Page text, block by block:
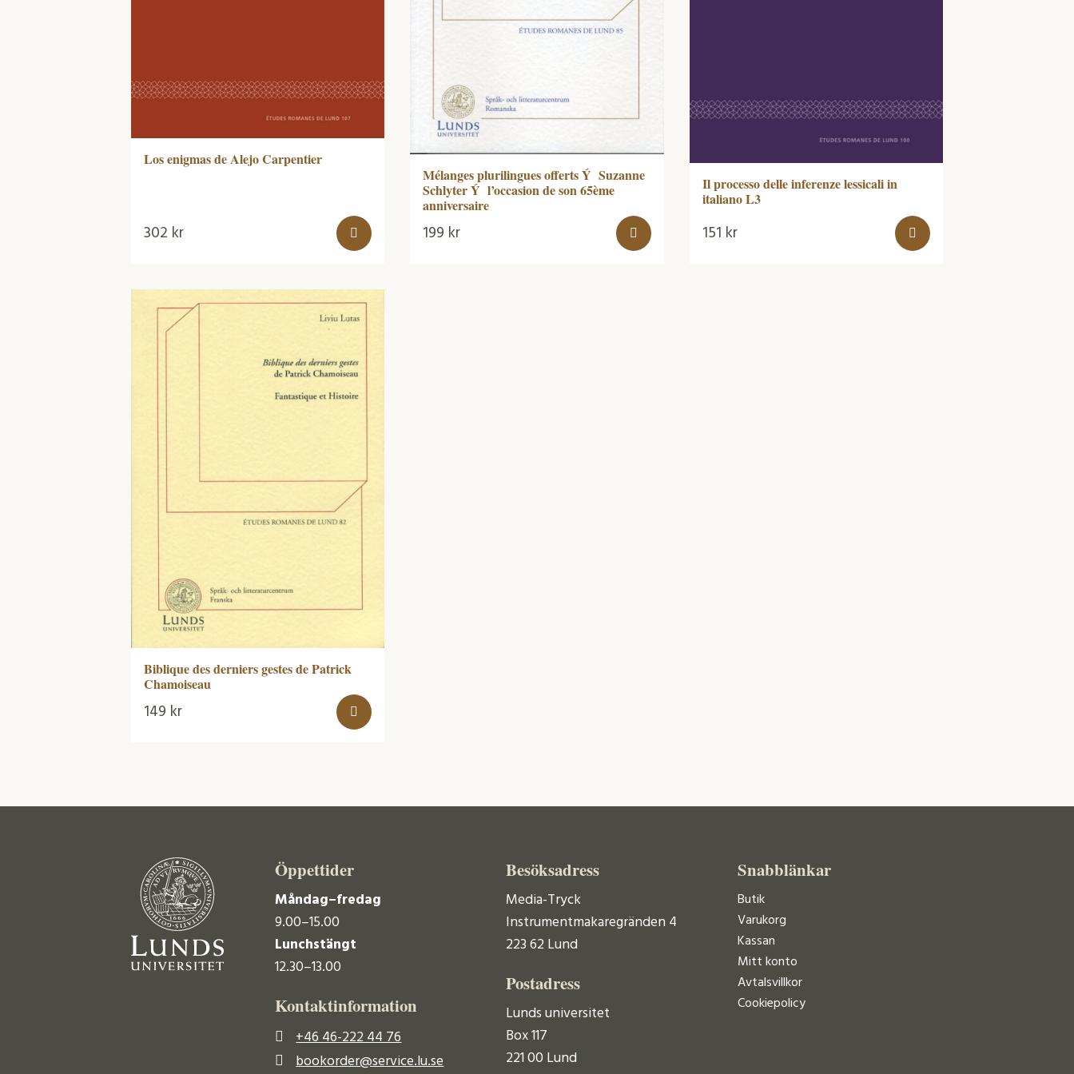
Los enigmas de Alejo Carpentier
302 kr
Mélanges plurilingues offerts Ý Suzanne
Schlyter Ý l’occasion de son 65ème
anniversaire
199 kr
Il processo delle inferenze lessicali in
italiano L3
151 kr
Biblique des derniers gestes de Patrick
Chamoiseau
149 kr
Öppettider
Måndag–fredag
9.00–15.00
Lunchstängt
12.30–13.00
Kontaktinformation
+46 46-222 44 76
bookorder@service.lu.se
Besöksadress
Media-Tryck
Instrumentmakaregränden 4
223 62 Lund
Postadress
Lunds universitet
Box 117
221 00 Lund
Snabblänkar
Butik
Varukorg
Kassan
Mitt konto
Avtalsvillkor
Cookiepolicy